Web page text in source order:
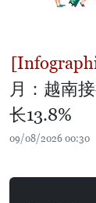
月：越南
长13.8%
09/08/2026 00:30